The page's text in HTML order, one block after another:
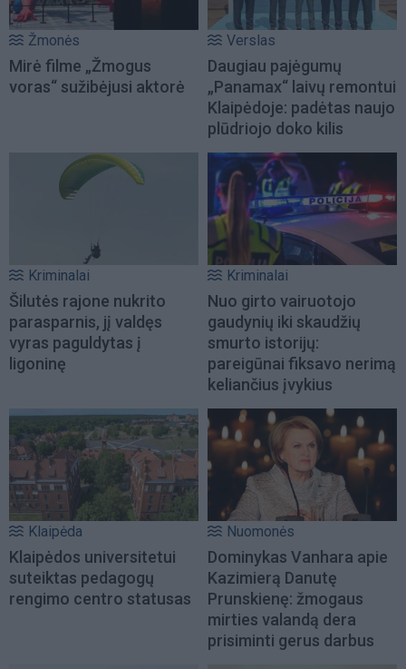
Žmonės
Mirė filme „Žmogus
voras“ sužibėjusi aktorė
Verslas
Daugiau pajėgumų
„Panamax“ laivų remontui
Klaipėdoje: padėtas naujo
plūdriojo doko kilis
Kriminalai
Šilutės rajone nukrito
parasparnis, jį valdęs
vyras paguldytas į
ligoninę
Kriminalai
Nuo girto vairuotojo
gaudynių iki skaudžių
smurto istorijų:
pareigūnai fiksavo nerimą
keliančius įvykius
Klaipėda
Klaipėdos universitetui
suteiktas pedagogų
rengimo centro statusas
Nuomonės
Dominykas Vanhara apie
Kazimierą Danutę
Prunskienę: žmogaus
mirties valandą dera
prisiminti gerus darbus